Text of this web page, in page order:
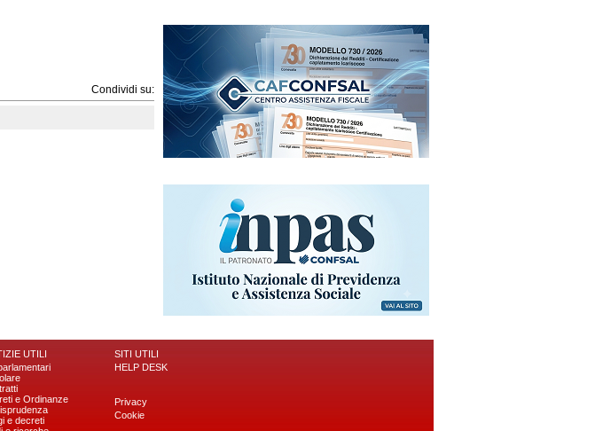
Condividi su:
UTILI
e Ordinanze
e decreti
SITI UTILI
HELP DESK
Privacy
Cookie